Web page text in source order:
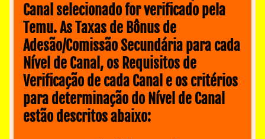
Canal selecionado for verificado pela
Temu. As Taxas de Bônus de
Adesão/Comissão Secundária para cada
Nível de Canal, os Requisitos de
Verificação de cada Canal e os critérios
para determinação do Nível de Canal
estão descritos abaixo: